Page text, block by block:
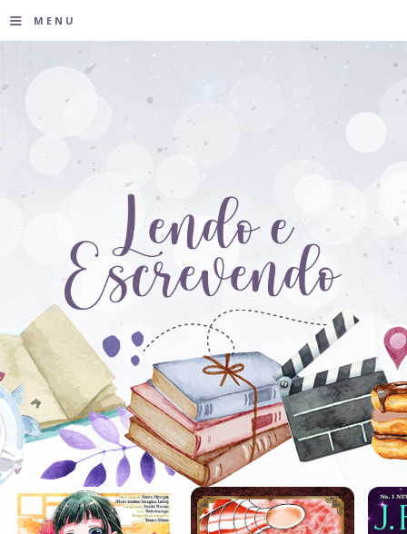
≡ MENU